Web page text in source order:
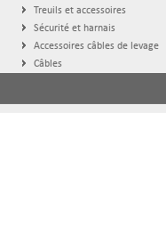
Treuils et accessoires
Sécurité et harnais
Accessoires câbles de levage
Câbles